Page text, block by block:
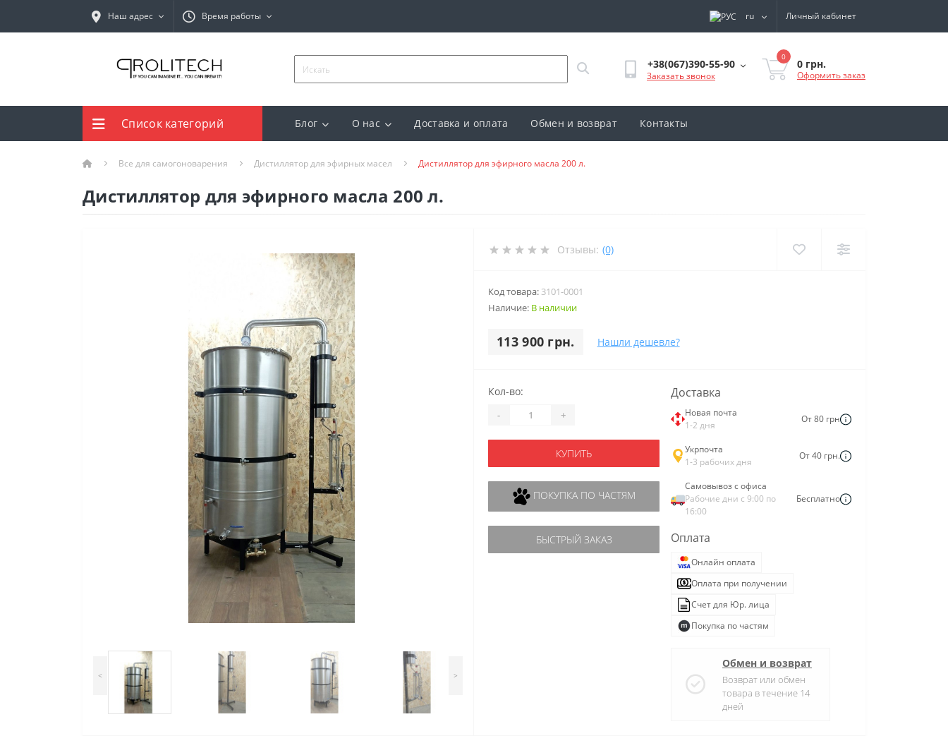
Наш адрес Время работы ru Личный кабинет
+38(067)390-55-90
Заказать звонок
0
0 грн.
Оформить заказ
Список категорий Блог О нас Доставка и оплата Обмен и возврат Контакты
Все для самогоноварения Дистиллятор для эфирных масел Дистиллятор для эфирного масла 200 л.
Дистиллятор для эфирного масла 200 л.
< >
Отзывы: (0)
Код товара: 3101-0001
Наличие: В наличии
113 900 грн. Нашли дешевле?
Кол-во:
- +
КУПИТЬ
ПОКУПКА ПО ЧАСТЯМ
БЫСТРЫЙ ЗАКАЗ
Доставка
Новая почта
1-2 дня
От 80 грн
Укрпочта
1-3 рабочих дня
От 40 грн.
Самовывоз с офиса
Рабочие дни с 9:00 по
16:00
Бесплатно
Оплата
Онлайн оплата
Оплата при получении
Счет для Юр. лица
Покупка по частям
Обмен и возврат
Возврат или обмен
товара в течение 14
дней